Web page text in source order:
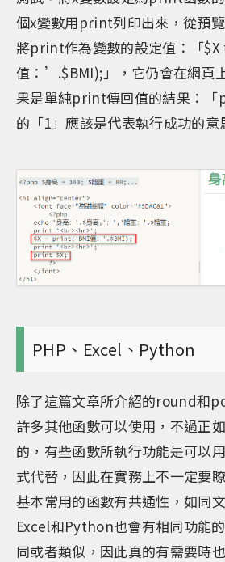
個x變數用print列印出來，從預
將print作為變數的設定值：「
值：’.$BMI);」，它仍會在網頁
果是單純print傳回值的結果：
的「1」應該是代表執行成功的意
PHP、Excel、Python
除了這篇文章所介紹的round和
許多其他函數可以使用，不過正
的，有些函數所執行功能是可以
式代替，因此在實務上不一定要
基本常用的函數有共通性，如同
Excel和Python也會有相同功能
同或者類似，因此真的有需要時